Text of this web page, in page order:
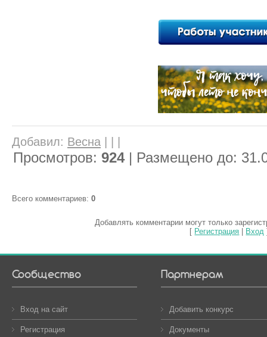
Добавил: Весна
Просмотров: 924| Размещено до:
Всего комментариев: 0
Добавлять комментарии могут только
[ Регистрация Вход
Сообщество
Вход на сайт
Регистрация
Партнерам
Добавить конкурс
Документы